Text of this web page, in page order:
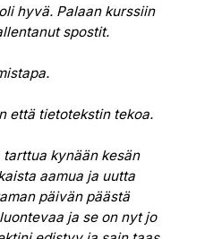
hyvä. Palaan kurssiin
spostit.
että tietotekstin tekoa.
kynään kesän
aamua ja uutta
päivän päästä
ja se on nyt jo